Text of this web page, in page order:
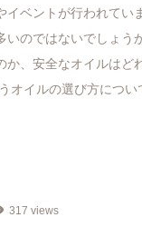
イベントが行われてい
のではないでしょう
か、安全なオイルはど
オイルの選び方につい
317 views